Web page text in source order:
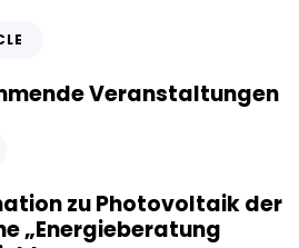
Veranstaltungen
zu Photovoltaik der
„Energieberatung